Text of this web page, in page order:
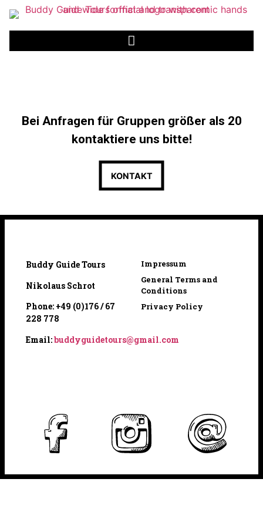
Bei Anfragen für Gruppen größer als 20
kontaktiere uns bitte!
KONTAKT
Buddy Guide Tours
Nikolaus Schrot
Phone: +49 (0)176 / 67
228 778
Email:buddyguidetours@gmail.com
Impressum
General Terms and
Conditions
Privacy Policy